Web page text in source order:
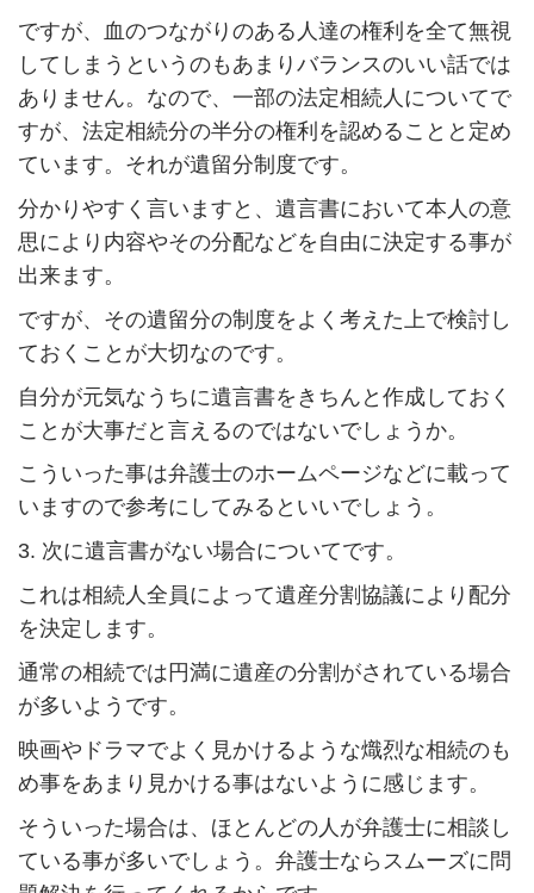
ですが、血のつながりのある人達の権利を全て無視
してしまうというのもあまりバランスのいい話では
ありません。なので、一部の法定相続人についてで
すが、法定相続分の半分の権利を認めることと定め
ています。それが遺留分制度です。
分かりやすく言いますと、遺言書において本人の意
思により内容やその分配などを自由に決定する事が
出来ます。
ですが、その遺留分の制度をよく考えた上で検討し
ておくことが大切なのです。
自分が元気なうちに遺言書をきちんと作成しておく
ことが大事だと言えるのではないでしょうか。
こういった事は弁護士のホームページなどに載って
いますので参考にしてみるといいでしょう。
3. 次に遺言書がない場合についてです。
これは相続人全員によって遺産分割協議により配分
を決定します。
通常の相続では円満に遺産の分割がされている場合
が多いようです。
映画やドラマでよく見かけるような熾烈な相続のも
め事をあまり見かける事はないように感じます。
そういった場合は、ほとんどの人が弁護士に相談し
ている事が多いでしょう。弁護士ならスムーズに問